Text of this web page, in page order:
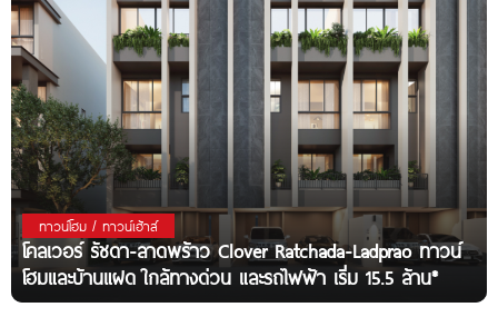
ทาวน์โฮม / ทาวน์เฮ้าส์
โคลเวอร์ รัชดา-ลาดพร้าว Clover Ratchada-Ladprao ทาวน์
โฮมและบ้านแฝด ใกล้ทางด่วน และรถไฟฟ้า เริ่ม 15.5 ล้าน*